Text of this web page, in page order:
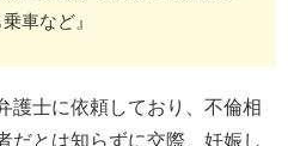
車など』
護士に依頼しており、不倫相
だとは知らずに交際、妊娠し